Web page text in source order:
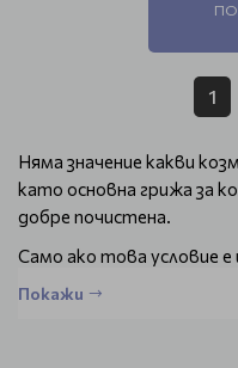
1
Няма значение какви
като основна грижа за
добре почистена.
Само ако това условие
всички ценни съставки
Покажи